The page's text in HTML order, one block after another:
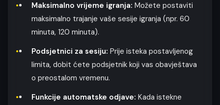
Maksimalno vrijeme igranja: Možete postaviti
maksimalno trajanje vaše sesije igranja (npr. 60
minuta, 120 minuta).
Podsjetnici za sesiju: Prije isteka postavljenog
limita, dobit ćete podsjetnik koji vas obavještava
o preostalom vremenu.
Funkcije automatske odjave: Kada istekne